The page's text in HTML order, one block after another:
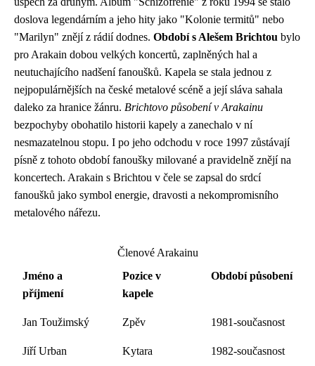
doslova legendárním a jeho hity jako "Kolonie termitů" nebo
"Marilyn" znějí z rádií dodnes. Období s Alešem Brichtou bylo
pro Arakain dobou velkých koncertů, zaplněných hal a
neutuchajícího nadšení fanoušků. Kapela se stala jednou z
nejpopulárnějších na české metalové scéně a její sláva sahala
daleko za hranice žánru. Brichtovo působení v Arakainu
bezpochyby obohatilo historii kapely a zanechalo v ní
nesmazatelnou stopu. I po jeho odchodu v roce 1997 zůstávají
písně z tohoto období fanoušky milované a pravidelně znějí na
koncertech. Arakain s Brichtou v čele se zapsal do srdcí
fanoušků jako symbol energie, dravosti a nekompromisního
metalového nářezu.
Členové Arakainu
Jméno a
příjmení
Pozice v
kapele
Období působení
Jan Toužimský Zpěv 1981-současnost
Jiří Urban Kytara 1982-současnost